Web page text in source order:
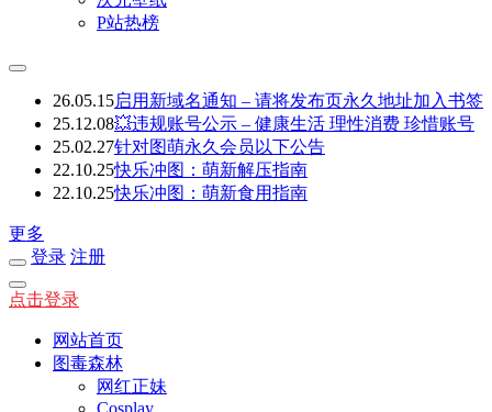
P站热榜
26.05.15启用新域名通知 – 请将发布页永久地址加入书签
25.12.08💥违规账号公示 – 健康生活 理性消费 珍惜账号
25.02.27针对图萌永久会员以下公告
22.10.25快乐冲图：萌新解压指南
22.10.25快乐冲图：萌新食用指南
更多
登录 注册
点击登录
网站首页
图毒森林
网红正妹
Cosplay